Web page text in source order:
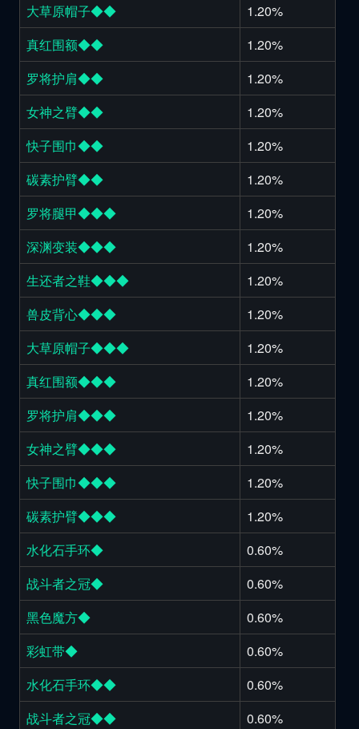
大草原帽子◆◆
1.20%
真红围额◆◆
1.20%
罗将护肩◆◆
1.20%
女神之臂◆◆
1.20%
快子围巾◆◆
1.20%
碳素护臂◆◆
1.20%
罗将腿甲◆◆◆
1.20%
深渊变装◆◆◆
1.20%
生还者之鞋◆◆◆
1.20%
兽皮背心◆◆◆
1.20%
大草原帽子◆◆◆
1.20%
真红围额◆◆◆
1.20%
罗将护肩◆◆◆
1.20%
女神之臂◆◆◆
1.20%
快子围巾◆◆◆
1.20%
碳素护臂◆◆◆
1.20%
水化石手环◆
0.60%
战斗者之冠◆
0.60%
黑色魔方◆
0.60%
彩虹带◆
0.60%
水化石手环◆◆
0.60%
战斗者之冠◆◆
0.60%